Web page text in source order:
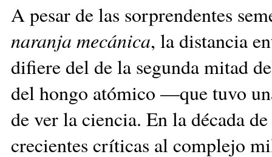
A pesar de las sorprendentes
naranja mecánica, la distancia
difiere del de la segunda mitad
del hongo atómico —que tuvo
de ver la ciencia. En la década
crecientes críticas al complejo